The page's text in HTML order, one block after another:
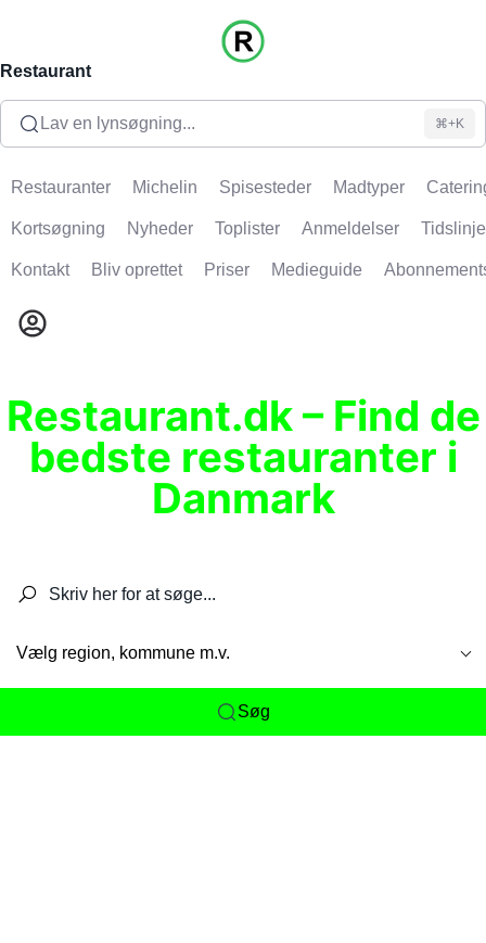
Restaurant
Lav en lynsøgning... ⌘+K
Restauranter Michelin Spisesteder Madtyper
Kortsøgning Nyheder Toplister Anmeldelser Tidslinje
Kontakt Bliv oprettet Priser Medieguide
Restaurant.dk – Find de
bedste restauranter i
Danmark
Vælg region, kommune m.v.
Søg